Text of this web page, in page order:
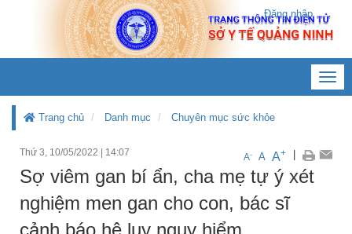
Đăng nhập
Trang chủ Danh mục Chuyên mục sức khỏe
Thứ 3, 10/05/2022 14:07 A- A A+
Sợ viêm gan bí ẩn, cha mẹ tự ý xét
nghiệm men gan cho con, bác sĩ